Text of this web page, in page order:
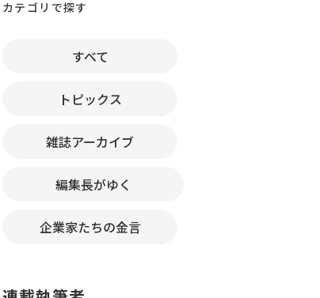
カテゴリで探す
すべて
トピックス
雑誌アーカイブ
編集長がゆく
企業家たちの金言